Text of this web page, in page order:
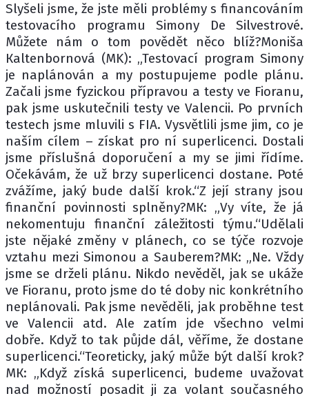
Slyšeli jsme, že jste měli problémy s financováním
testovacího programu Simony De Silvestrové.
Můžete nám o tom povědět něco blíž?Мoniša
Кaltenbornová (MK): „Testovací program Simony
je naplánován a my postupujeme podle plánu.
Začali jsme fyzickou přípravou a testy ve Fioranu,
pak jsme uskutečnili testy ve Valencii. Po prvních
testech jsme mluvili s FIA. Vysvětlili jsme jim, co je
naším cílem – získat pro ní superlicenci. Dostali
jsme příslušná doporučení a my se jimi řídíme.
Očekávám, že už brzy superlicenci dostane. Poté
zvážíme, jaký bude další krok.“Z její strany jsou
finanční povinnosti splněny?МК: „Vy víte, že já
nekomentuju finanční záležitosti týmu.“Udělali
jste nějaké změny v plánech, co se týče rozvoje
vztahu mezi Simonou a Sauberem?МК: „Ne. Vždy
jsme se drželi plánu. Nikdo nevěděl, jak se ukáže
ve Fioranu, proto jsme do té doby nic konkrétního
neplánovali. Pak jsme nevěděli, jak proběhne test
ve Valencii atd. Ale zatím jde všechno velmi
dobře. Když to tak půjde dál, věříme, že dostane
superlicenci.“Teoreticky, jaký může být další krok?
МК: „Když získá superlicenci, budeme uvažovat
nad možností posadit ji za volant současného